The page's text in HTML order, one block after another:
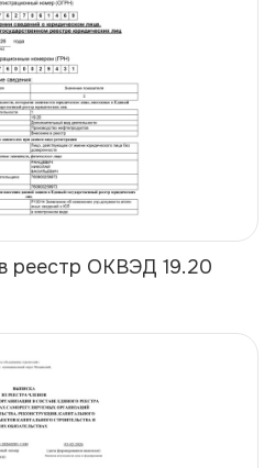
реестр ОКВЭД 19.20